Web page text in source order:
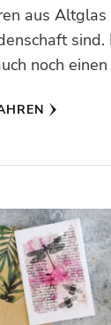
aus
sind.
noch